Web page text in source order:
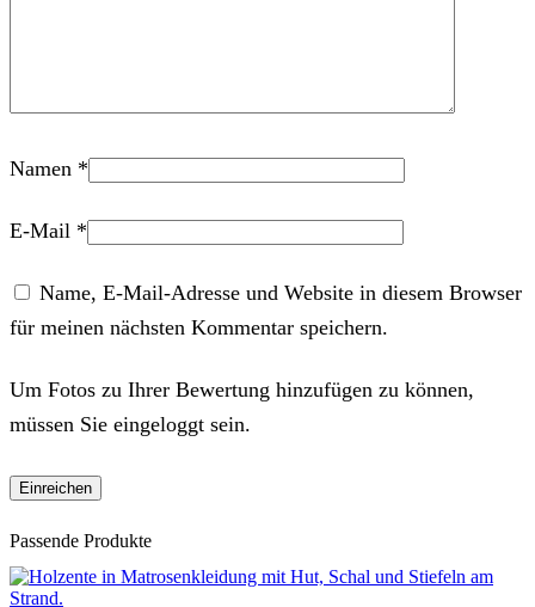
Namen *
E-Mail *
Name, E-Mail-Adresse und Website in diesem Browser
für meinen nächsten Kommentar speichern.
Um Fotos zu Ihrer Bewertung hinzufügen zu können,
müssen Sie eingeloggt sein.
Passende Produkte